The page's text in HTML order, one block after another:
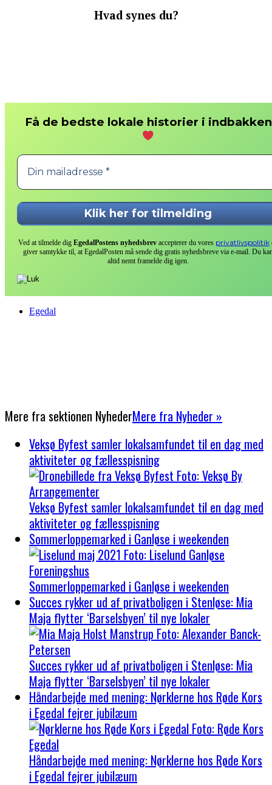
Hvad synes du?
Få de bedste lokale historier i indbakken
Ved at tilmelde dig EgedalPostens nyhedsbrevaccepterer du vores privatlivspolitik
giver samtykke til, at EgedalPosten må sende dig gratis nyhedsbreve via e-mail. Du
altid nemt framelde dig igen.
Egedal
Mere fra sektionen NyhederMere fra Nyheder »
Veksø Byfest samler lokalsamfundet til en dag med
aktiviteter og fællesspisning
Veksø Byfest samler lokalsamfundet til en dag med
aktiviteter og fællesspisning
Sommerloppemarked i Ganløse i weekenden
Sommerloppemarked i Ganløse i weekenden
Succes rykker ud af privatboligen i Stenløse: Mia
Maja flytter ‘Barselsbyen’ til nye lokaler
Succes rykker ud af privatboligen i Stenløse: Mia
Maja flytter ‘Barselsbyen’ til nye lokaler
Håndarbejde med mening: Nørklerne hos Røde Kors
i Egedal fejrer jubilæum
Håndarbejde med mening: Nørklerne hos Røde Kors
i Egedal fejrer jubilæum